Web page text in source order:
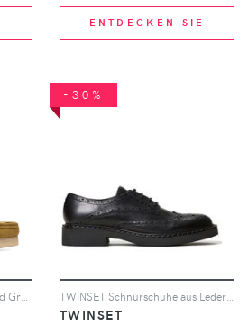
ENTDECKEN SIE
-30%
TWINSET